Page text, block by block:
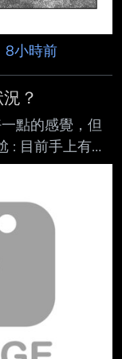
8小時前
？
點的感覺，但
: 目前手上有
的狀況怎麼樣
表仙人簡評清